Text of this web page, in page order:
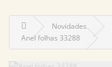
Novidades
Anel folhas 33288